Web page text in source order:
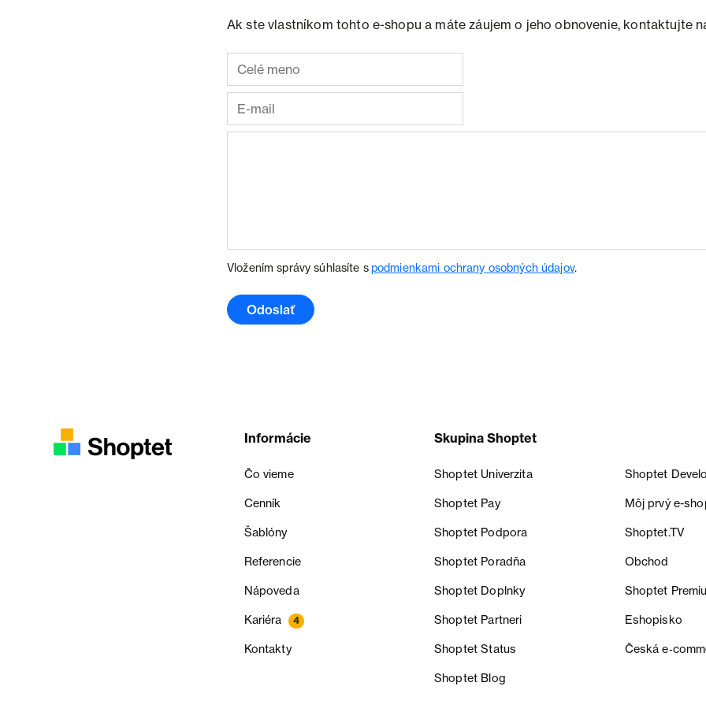
Ak ste vlastníkom tohto e-shopu a máte záujem o jeho obnovenie, kontaktujte
Vložením správy súhlasíte spodmienkami ochrany osobných údajov.
Odoslať
Informácie
Čo vieme
Cenník
Šablóny
Referencie
Nápoveda
Kariéra 4
Kontakty
Skupina Shoptet
Shoptet Univerzita Shoptet
Shoptet Pay Môj prvý e-
Shoptet Podpora Shoptet.TV
Shoptet Poradňa Obchod
Shoptet Doplnky Shoptet
Shoptet Partneri Eshopisko
Shoptet Status Česká
Shoptet Blog